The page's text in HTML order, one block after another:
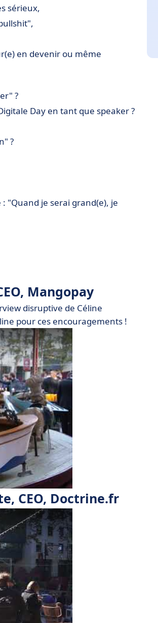
sérieux,
en devenir ou même
?
Day en tant que speaker ?
?
"Quand je serai grand(e), je
Mangopay
disruptive de Céline
pour ces encouragements !
CEO, Doctrine.fr